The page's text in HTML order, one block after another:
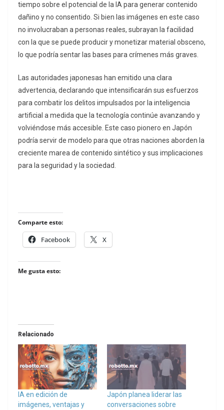
tiempo sobre el potencial de la IA para generar contenido
dañino y no consentido. Si bien las imágenes en este caso
no involucraban a personas reales, subrayan la facilidad
con la que se puede producir y monetizar material obsceno,
lo que podría sentar las bases para crímenes más graves.
Las autoridades japonesas han emitido una clara
advertencia, declarando que intensificarán sus esfuerzos
para combatir los delitos impulsados por la inteligencia
artificial a medida que la tecnología continúe avanzando y
volviéndose más accesible. Este caso pionero en Japón
podría servir de modelo para que otras naciones aborden la
creciente marea de contenido sintético y sus implicaciones
para la seguridad y la sociedad.
Comparte esto:
Facebook X
Me gusta esto:
Relacionado
IA en edición de
imágenes, ventajas y
Japón planea liderar las
conversaciones sobre